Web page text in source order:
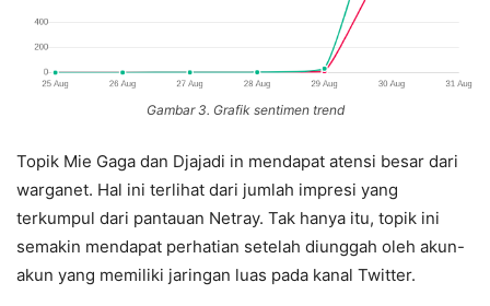
Gambar 3. Grafik sentimen trend
Topik Mie Gaga dan Djajadi in mendapat atensi besar dari
warganet. Hal ini terlihat dari jumlah impresi yang
terkumpul dari pantauan Netray. Tak hanya itu, topik ini
semakin mendapat perhatian setelah diunggah oleh akun-
akun yang memiliki jaringan luas pada kanal Twitter.